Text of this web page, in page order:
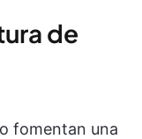
de
fomentan una